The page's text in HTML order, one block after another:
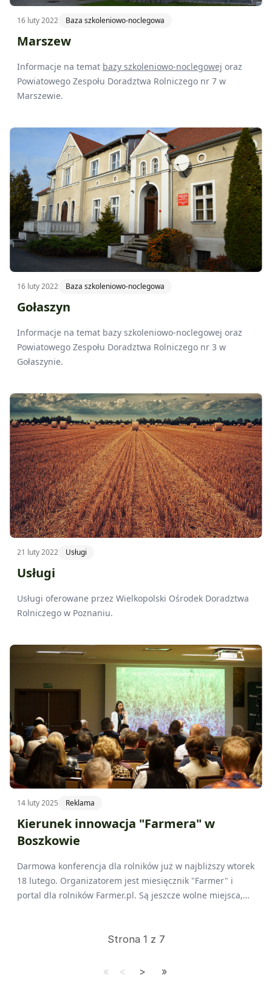
16 luty 2022 Baza szkoleniowo-noclegowa
Marszew
Informacje na temat bazy szkoleniowo-noclegowej oraz
Powiatowego Zespołu Doradztwa Rolniczego nr 7 w
Marszewie.
16 luty 2022 Baza szkoleniowo-noclegowa
Gołaszyn
Informacje na temat bazy szkoleniowo-noclegowej oraz
Powiatowego Zespołu Doradztwa Rolniczego nr 3 w
Gołaszynie.
21 luty 2022 Usługi
Usługi
Usługi oferowane przez Wielkopolski Ośrodek Doradztwa
Rolniczego w Poznaniu.
14 luty 2025 Reklama
Kierunek innowacja "Farmera" w
Boszkowie
Darmowa konferencja dla rolników już w najbliższy wtorek
18 lutego. Organizatorem jest miesięcznik "Farmer" i
portal dla rolników Farmer.pl. Są jeszcze wolne miejsca,
Strona 1 z 7